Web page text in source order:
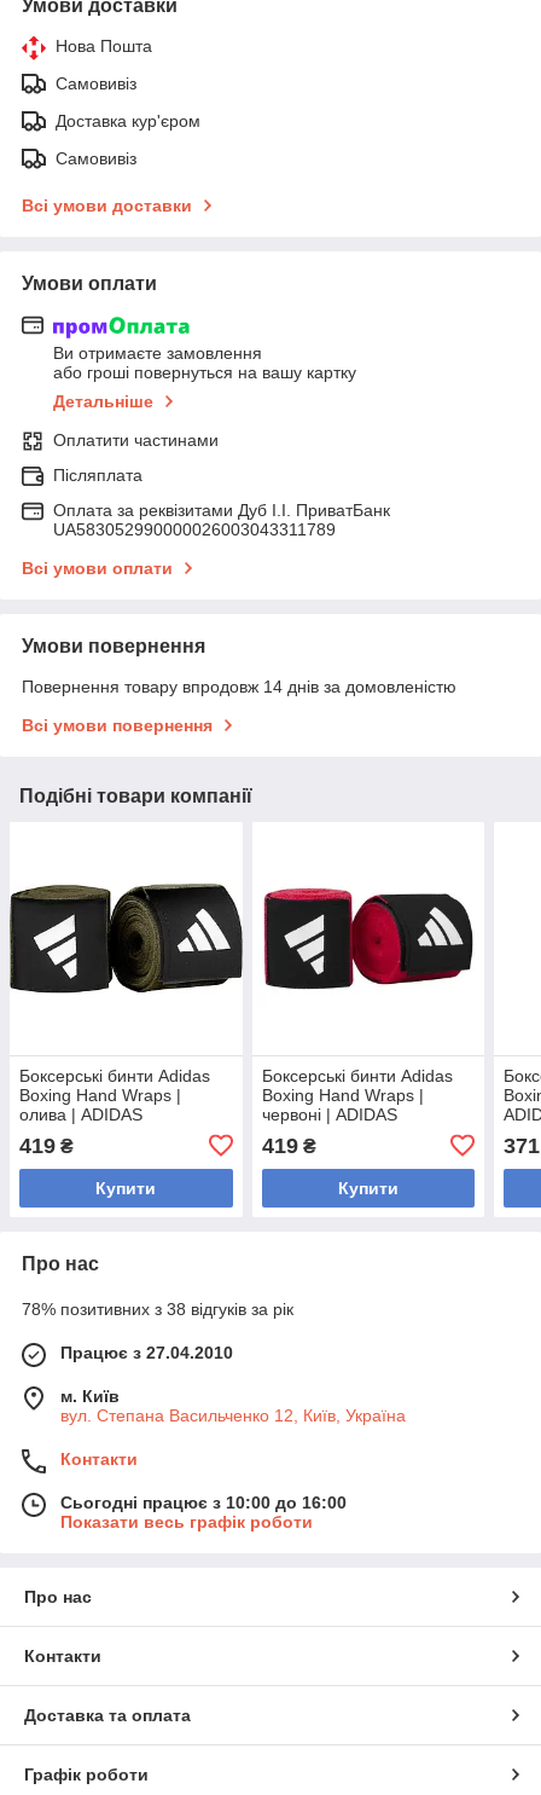
Умови доставки
Нова Пошта
Самовивіз
Доставка кур'єром
Самовивіз
Всі умови доставки
Умови оплати
Ви отримаєте замовлення
або гроші повернуться на вашу картку
Детальніше
Оплатити частинами
Післяплата
Оплата за реквізитами Дуб І.І. ПриватБанк
UA583052990000026003043311789
Всі умови оплати
Умови повернення
Повернення товару впродовж 14 днів за домовленістю
Всі умови повернення
Подібні товари компанії
Боксерські бинти Adidas
Boxing Hand Wraps |
олива | ADIDAS
419 ₴
Купити
Боксерські бинти Adidas
Boxing Hand Wraps |
червоні | ADIDAS
419₴
Купити
371
Про нас
78% позитивних з 38 відгуків за рік
Працює з 27.04.2010
м. Київ
вул. Степана Васильченко 12, Київ, Україна
Контакти
Сьогодні працює з 10:00 до 16:00
Показати весь графік роботи
Про нас
Контакти
Доставка та оплата
Графік роботи